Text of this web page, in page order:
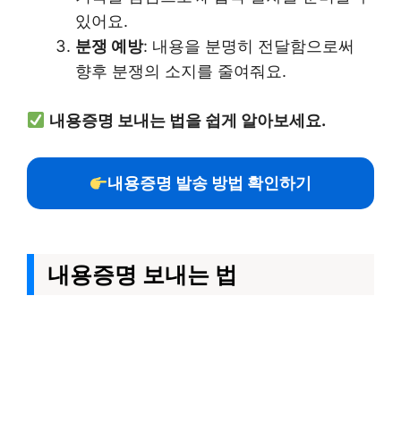
있어요.
분쟁 예방: 내용을 분명히 전달함으로써
향후 분쟁의 소지를 줄여줘요.
내용증명 보내는 법을 쉽게 알아보세요.
내용증명 발송 방법 확인하기
내용증명 보내는 법